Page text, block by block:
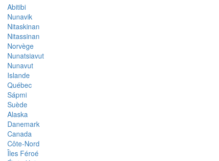
Abitibi
Nunavik
Nitaskinan
Nitassinan
Norvège
Nunatsiavut
Nunavut
Islande
Québec
Sápmi
Suède
Alaska
Danemark
Canada
Côte-Nord
Îles Féroé